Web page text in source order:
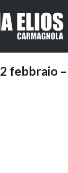
2 febbraio